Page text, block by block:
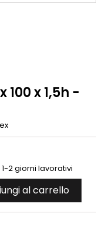
100 x 1,5h -
2 giorni lavorativi
al carrello